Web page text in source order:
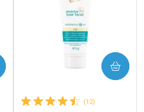
(12)
COMPRAR